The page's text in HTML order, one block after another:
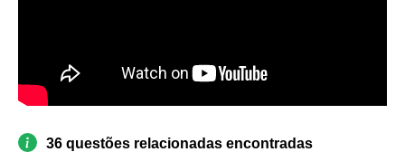
36 questões relacionadas encontradas